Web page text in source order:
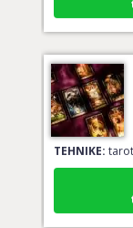
TEHNIKE:tarot